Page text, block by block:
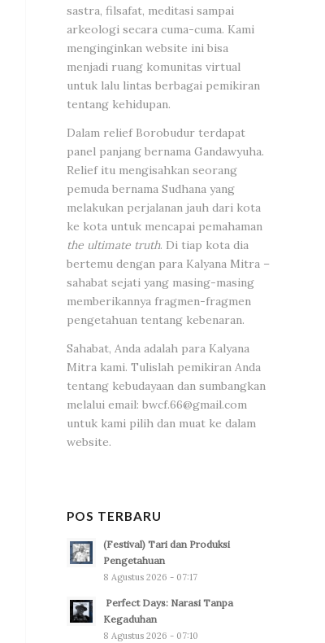
sastra, filsafat, meditasi sampai
arkeologi secara cuma-cuma. Kami
menginginkan website ini bisa
menjadi ruang komunitas virtual
untuk lalu lintas berbagai pemikiran
tentang kehidupan.
Dalam relief Borobudur terdapat
panel panjang bernama Gandawyuha.
Relief itu mengisahkan seorang
pemuda bernama Sudhana yang
melakukan perjalanan jauh dari kota
ke kota untuk mencapai pemahaman
the ultimate truth. Di tiap kota dia
bertemu dengan para Kalyana Mitra –
sahabat sejati yang masing-masing
memberikannya fragmen-fragmen
pengetahuan tentang kebenaran.
Sahabat, Anda adalah para Kalyana
Mitra kami. Tulislah pemikiran Anda
tentang kebudayaan dan sumbangkan
melalui email: bwcf.66@gmail.com
untuk kami pilih dan muat ke dalam
website.
POS TERBARU
(Festival) Tari dan Produksi
Pengetahuan
8 Agustus 2026 - 07:17
Perfect Days: Narasi Tanpa
Kegaduhan
8 Agustus 2026 - 07:10